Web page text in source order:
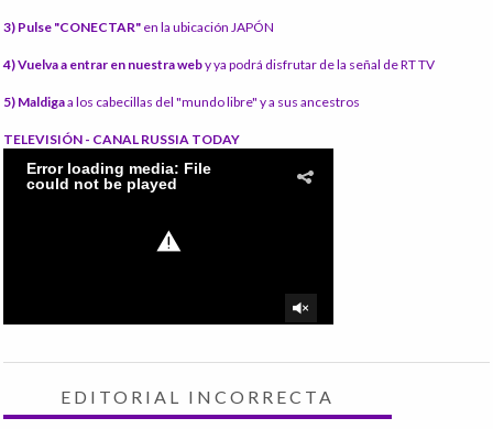
3) Pulse "CONECTAR" en la ubicación JAPÓN
4) Vuelva a entrar en nuestra weby ya podrá disfrutar de la señal de RT TV
5) Maldigaa los cabecillas del "mundo libre" y a sus ancestros
TELEVISIÓN - CANAL RUSSIA TODAY
EDITORIAL INCORRECTA